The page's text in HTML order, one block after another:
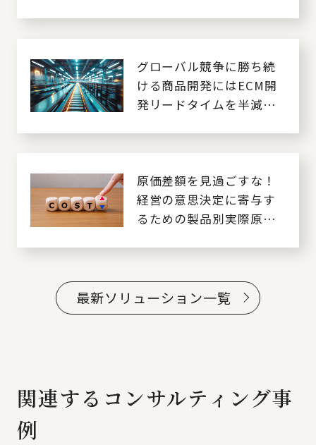
グローバル競争に勝ち続
ける商品開発にはECM開
発リードタイムを半減化
原価差額を見過ごすな！
経営の意思決定に寄与す
るための製品別実際原価
最新ソリューション一覧
関連するコンサルティング事
例